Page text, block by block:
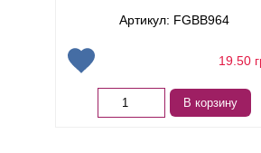
Артикул: FGBB964
19.50
В корзину